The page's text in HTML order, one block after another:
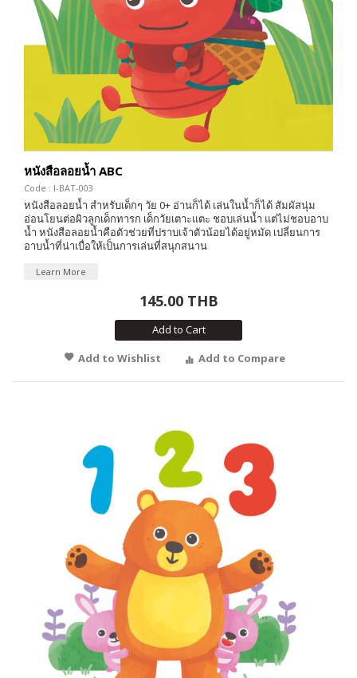
หนังสือลอยน้ำ ABC
Code : I-BAT-003
หนังสือลอยน้ำ สำหรับเด็กๆ วัย 0+ อ่านก็ได้ เล่นในน้ำก็ได้ สัมผัสนุ่ม
อ่อนโยนต่อผิวลูกเด็กทารก เด็กวัยเตาะแตะ ชอบเล่นน้ำ แต่ไม่ชอบอาบ
น้ำ หนังสือลอยน้ำคือตัวช่วยที่ปราบเจ้าตัวน้อยได้อยู่หมัด เปลี่ยนการ
อาบน้ำที่น่าเบื่อให้เป็นการเล่นที่สนุกสนาน
Learn More
145.00 THB
Add to Cart
Add to Wishlist
Add to Compare